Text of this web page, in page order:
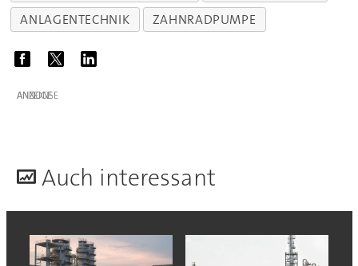
ANLAGENTECHNIK
ZAHNRADPUMPE
ANZEIGE
Auch interessant